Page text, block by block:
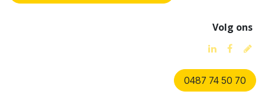
Volg ons
0487 74 50 70